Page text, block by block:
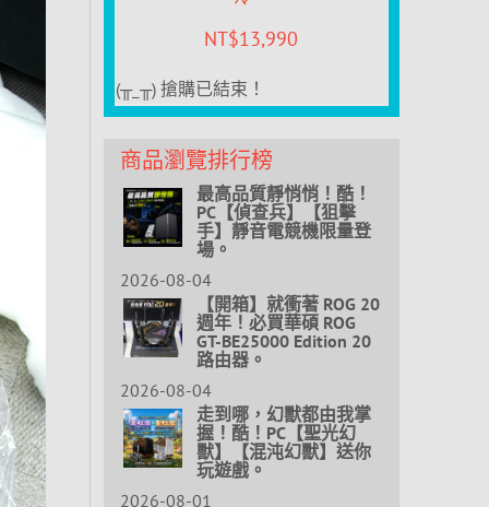
NT$13,990
(╥_╥) 搶購已結束！
商品瀏覽排行榜
最高品質靜悄悄！酷！
PC【偵查兵】【狙擊
手】靜音電競機限量登
場。
2026-08-04
【開箱】就衝著 ROG 20
週年！必買華碩 ROG
GT-BE25000 Edition 20
路由器。
2026-08-04
走到哪，幻獸都由我掌
握！酷！PC【聖光幻
獸】【混沌幻獸】送你
玩遊戲。
2026-08-01